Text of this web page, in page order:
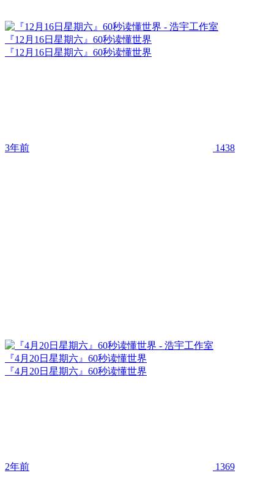
『12月16日星期六』60秒读懂世界
『12月16日星期六』60秒读懂世界
3年前 1438
『4月20日星期六』60秒读懂世界
『4月20日星期六』60秒读懂世界
2年前 1369